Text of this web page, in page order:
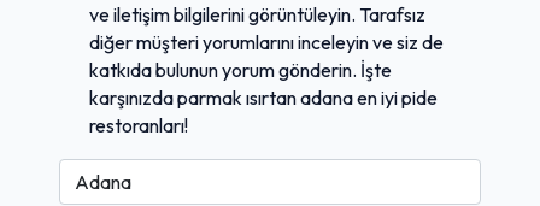
ve iletişim bilgilerini görüntüleyin. Tarafsız
diğer müşteri yorumlarını inceleyin ve siz de
katkıda bulunun yorum gönderin. İşte
karşınızda parmak ısırtan adana en iyi pide
restoranları!